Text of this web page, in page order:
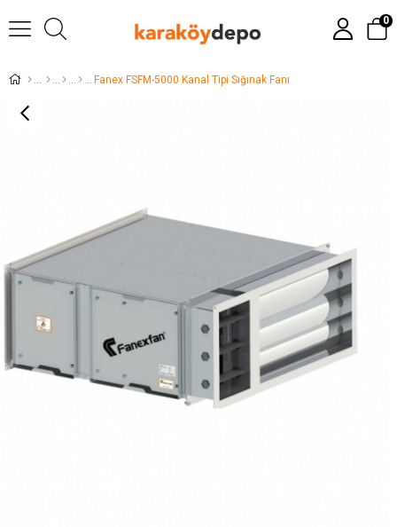
0
Fanex FSFM-5000 Kanal Tipi Sığınak Fanı